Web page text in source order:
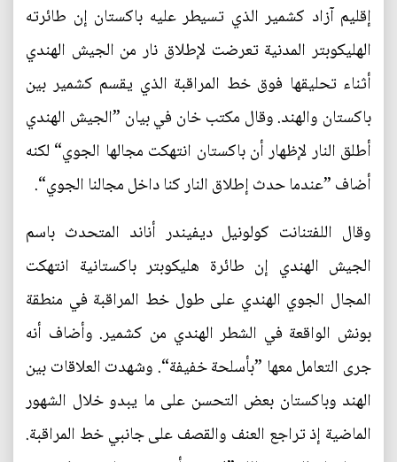
إقليم آزاد كشمير الذي تسيطر عليه باكستان إن طائرته
الهليكوبتر المدنية تعرضت لإطلاق نار من الجيش الهندي
أثناء تحليقها فوق خط المراقبة الذي يقسم كشمير بين
باكستان والهند. وقال مكتب خان في بيان ”الجيش الهندي
أطلق النار لإظهار أن باكستان انتهكت مجالها الجوي“ لكنه
أضاف ”عندما حدث إطلاق النار كنا داخل مجالنا الجوي“.
وقال اللفتنانت كولونيل ديفيندر أناند المتحدث باسم
الجيش الهندي إن طائرة هليكوبتر باكستانية انتهكت
المجال الجوي الهندي على طول خط المراقبة في منطقة
بونش الواقعة في الشطر الهندي من كشمير. وأضاف أنه
جرى التعامل معها ”بأسلحة خفيفة“. وشهدت العلاقات بين
الهند وباكستان بعض التحسن على ما يبدو خلال الشهور
الماضية إذ تراجع العنف والقصف على جانبي خط المراقبة.